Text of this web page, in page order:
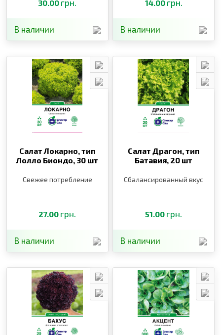
30.00 грн.
В наличии
14.00 грн.
В наличии
Салат Локарно, тип
Лолло Биондо, 30 шт
Свежее потребление
27.00 грн.
В наличии
Салат Драгон, тип
Батавия, 20 шт
Сбалансированный вкус
51.00 грн.
В наличии